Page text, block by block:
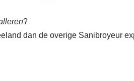
?
dan de overige Sanibroyeur